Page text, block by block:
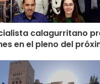
calagurritano
en el pleno del